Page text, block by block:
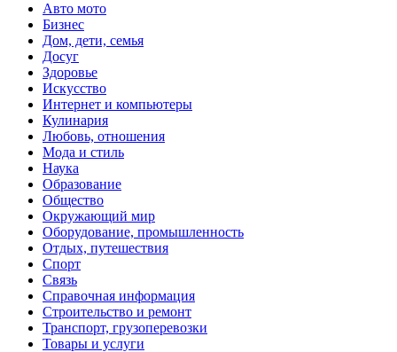
Авто мото
Бизнес
Дом, дети, семья
Досуг
Здоровье
Искусство
Интернет и компьютеры
Кулинария
Любовь, отношения
Мода и стиль
Наука
Образование
Общество
Окружающий мир
Оборудование, промышленность
Отдых, путешествия
Спорт
Связь
Справочная информация
Строительство и ремонт
Транспорт, грузоперевозки
Товары и услуги